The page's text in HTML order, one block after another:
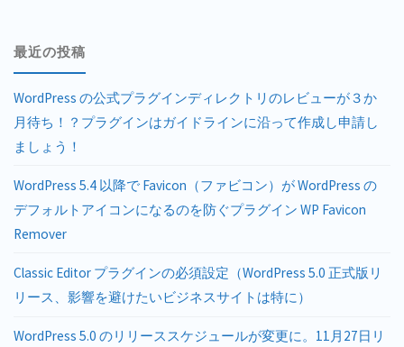
最近の投稿
WordPress の公式プラグインディレクトリのレビューが３か
月待ち！？プラグインはガイドラインに沿って作成し申請し
ましょう！
WordPress 5.4 以降で Favicon（ファビコン）が WordPress の
デフォルトアイコンになるのを防ぐプラグイン WP Favicon
Remover
Classic Editor プラグインの必須設定（WordPress 5.0 正式版リ
リース、影響を避けたいビジネスサイトは特に）
WordPress 5.0 のリリーススケジュールが変更に。11月27日リ